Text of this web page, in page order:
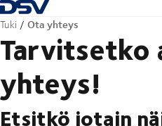
Takaisin kotisivulle
Tuki Ota yhteys
Tarvitsetko
yhteys!
Etsitkö jotain